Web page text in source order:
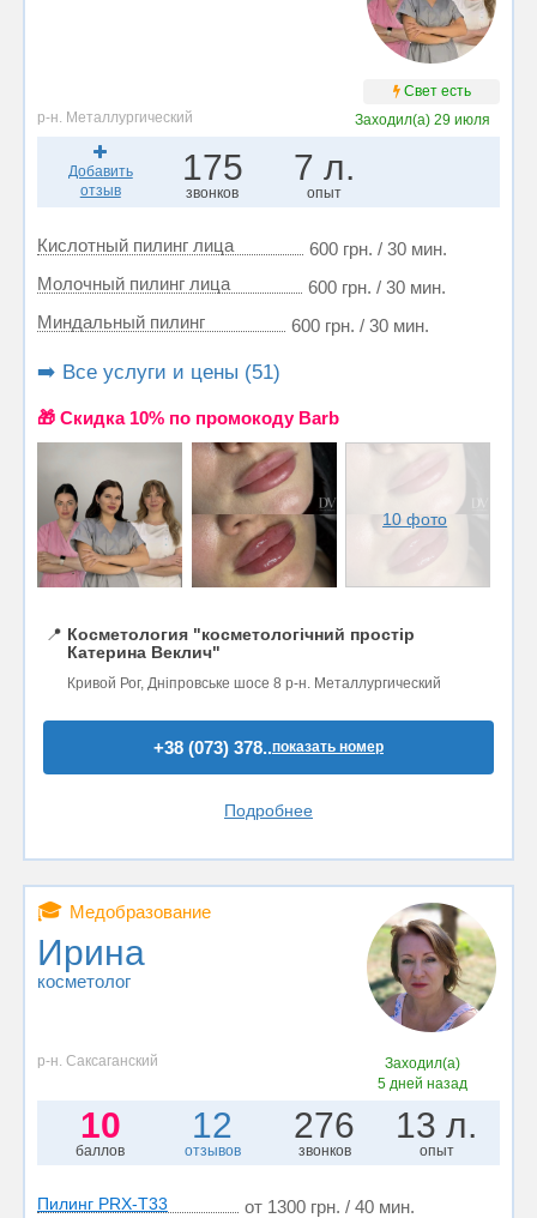
Свет есть
р-н. Металлургический
Заходил(а)29 июля
Добавить
отзыв
175
звонков
7 л.
опыт
Кислотный пилинг лица
600 грн. / 30 мин.
Молочный пилинг лица
600 грн. / 30 мин.
Миндальный пилинг
600 грн. / 30 мин.
➡️ Все услуги и цены (51)
🎁 Cкидка 10% по промокоду Barb
10 фото
📍 Косметология "косметологічний простір
Катерина Веклич"
Кривой Рог, Дніпровське шосе 8 р-н. Металлургический
+38 (073) 378..показать номер
Подробнее
🎓 Медобразование
Ирина
косметолог
р-н. Саксаганский
Заходил(а)
5 дней назад
10
баллов
12
отзывов
276
звонков
13 л.
опыт
Пилинг PRX-T33
от 1300 грн. / 40 мин.